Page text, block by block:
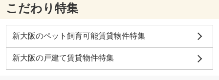
こだわり特集
新大阪のペット飼育可能賃貸物件特集
新大阪の戸建て賃貸物件特集